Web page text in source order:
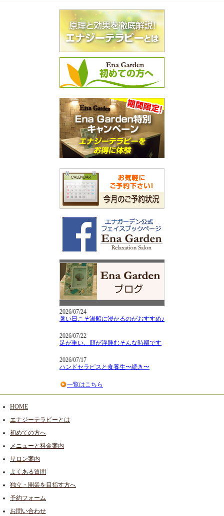
2026/07/24
暑い日こそ湯船に浸かるのがおすすめ♪
2026/07/22
足が重い、顔が浮腫むそんな時期です
2026/07/17
ハンドセラピスと食養生〜続き〜
一覧はこちら
HOME
エナジーテラピーとは
初めての方へ
メニューと料金案内
サロン案内
よくある質問
独立・開業を目指す方へ
予約フォーム
お問い合わせ